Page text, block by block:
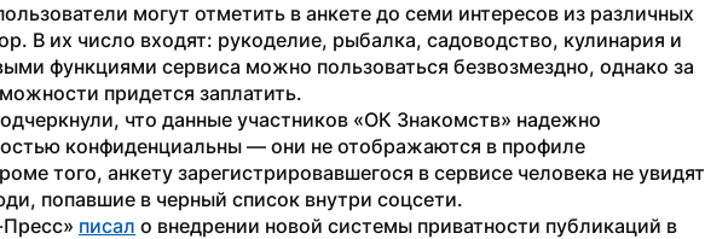
могут отметить в анкете до семи интересов из различных
В их число входят: рукоделие, рыбалка, садоводство, кулинария и
функциями сервиса можно пользоваться безвозмездно, однако за
придется заплатить.
что данные участников «ОК Знакомств» надежно
конфиденциальны — они не отображаются в профиле
того, анкету зарегистрировавшегося в сервисе человека не увидят
попавшие в черный список внутри соцсети.
Пресс» писал о внедрении новой системы приватности публикаций в